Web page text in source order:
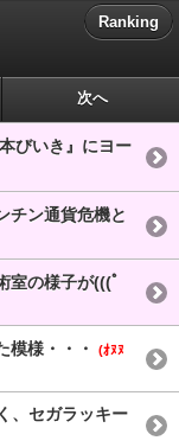
Ranking
次へ
びいき』にヨー
チン通貨危機と
室の様子が(((ﾟ
模様・・・
(ｵﾇﾇ
、セガラッキー